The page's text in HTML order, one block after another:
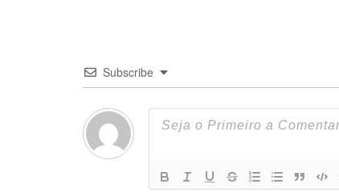
Subscribe